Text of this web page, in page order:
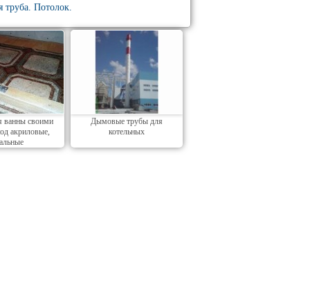
труба. Потолок.
ванны своими
акриловые,
Дымовые трубы для
котельных